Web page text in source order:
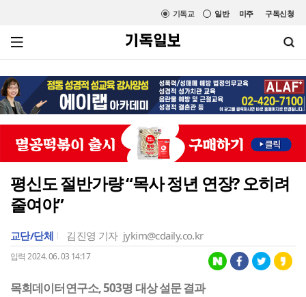
미주 구독신청
일반
기독교
평신도 절반가량 “목사 정년 연장? 오히려
줄여야”
교단/단체 김진영 기자 jykim@cdaily.co.kr
입력 2024. 06. 03 14:17
목회데이터연구소, 503명 대상 설문 결과